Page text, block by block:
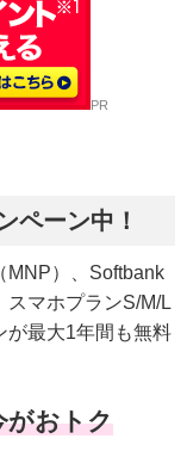
PR
ペーン中！
MNP）、Softbank
マホプランS/M/L
が最大1年間も無料
がおトク